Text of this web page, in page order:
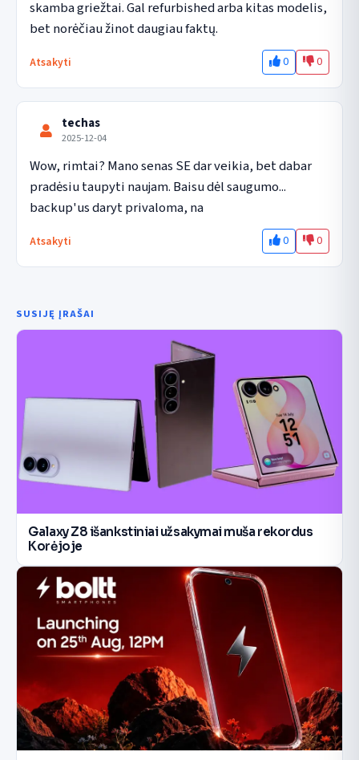
skamba griežtai. Gal refurbished arba kitas modelis,
bet norėčiau žinot daugiau faktų.
Atsakyti 0 0
techas
2025-12-04
Wow, rimtai? Mano senas SE dar veikia, bet dabar
pradėsiu taupyti naujam. Baisu dėl saugumo...
backup'us daryt privaloma, na
Atsakyti 0 0
SUSIJĘ ĮRAŠAI
Galaxy Z8 išankstiniai užsakymai muša rekordus
Korėjoje